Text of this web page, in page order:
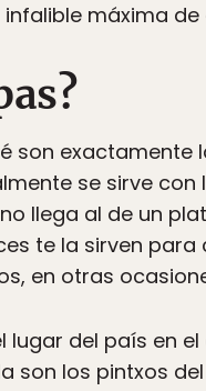
máxima de
son
se sirve
llega al de un
te la sirven
en otras
del país en
son los pintxos